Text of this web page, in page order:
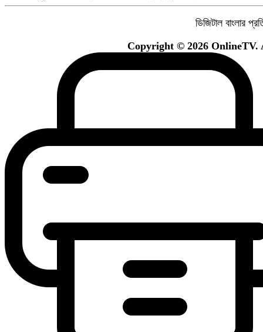
ডিজিটাল বাংলার
Copyright © 2026 OnlineTV.